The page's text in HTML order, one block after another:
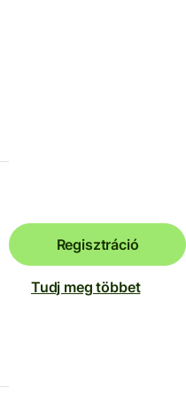
Regisztráció
Tudj meg többet